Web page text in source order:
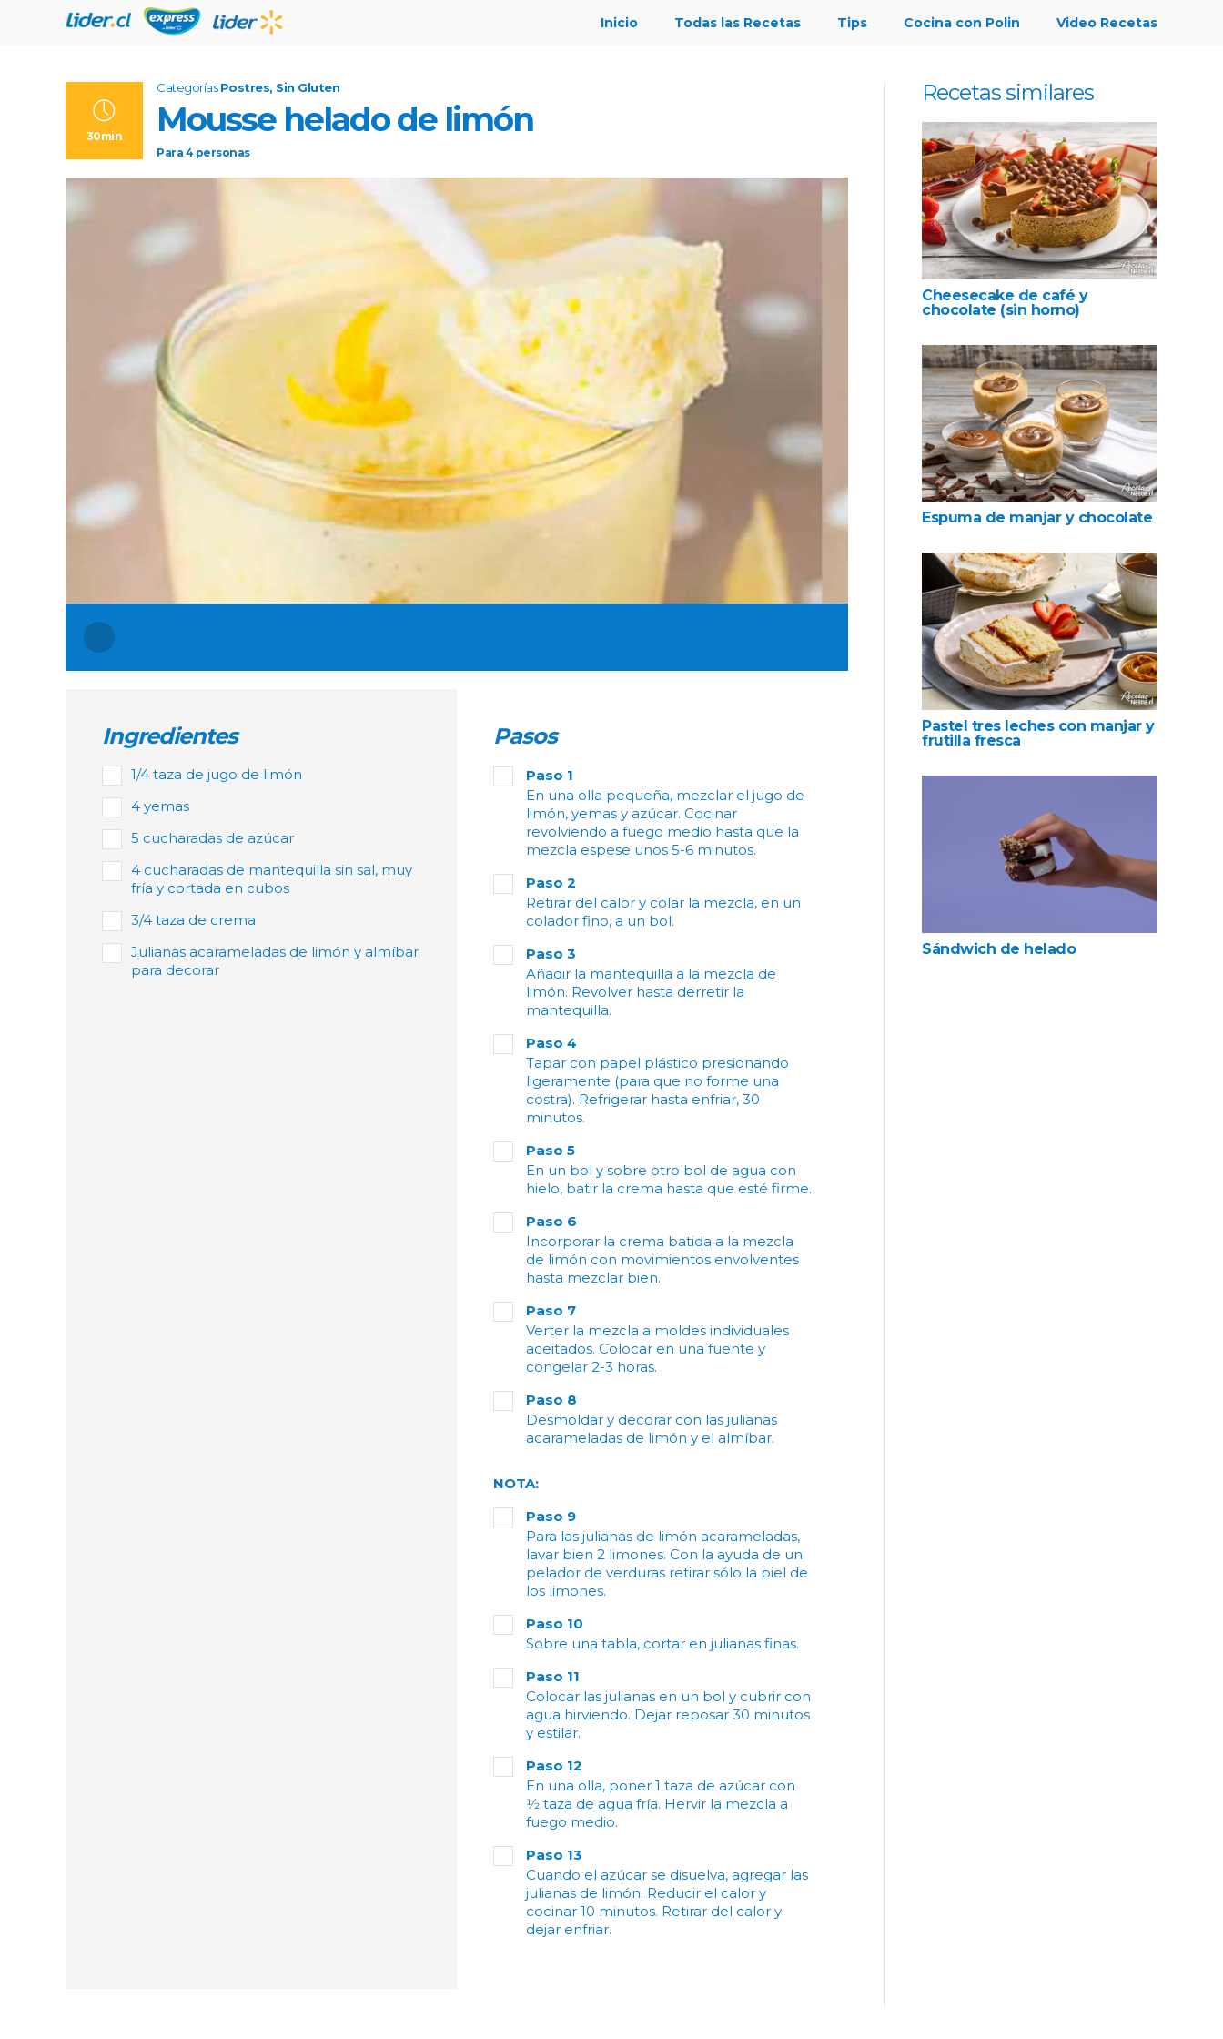
Inicio Todas las Recetas Tips Cocina con Polin Video Recetas
30min
CategoríasPostres, Sin Gluten
Mousse helado de limón
Para 4 personas
Ingredientes
1/4 taza de jugo de limón
4 yemas
5 cucharadas de azúcar
4 cucharadas de mantequilla sin sal, muy
fría y cortada en cubos
3/4 taza de crema
Julianas acarameladas de limón y almíbar
para decorar
Pasos
Paso 1
En una olla pequeña, mezclar el jugo de
limón, yemas y azúcar. Cocinar
revolviendo a fuego medio hasta que la
mezcla espese unos 5-6 minutos.
Paso 2
Retirar del calor y colar la mezcla, en un
colador fino, a un bol.
Paso 3
Añadir la mantequilla a la mezcla de
limón. Revolver hasta derretir la
mantequilla.
Paso 4
Tapar con papel plástico presionando
ligeramente (para que no forme una
costra). Refrigerar hasta enfriar, 30
minutos.
Paso 5
En un bol y sobre otro bol de agua con
hielo, batir la crema hasta que esté firme.
Paso 6
Incorporar la crema batida a la mezcla
de limón con movimientos envolventes
hasta mezclar bien.
Paso 7
Verter la mezcla a moldes individuales
aceitados. Colocar en una fuente y
congelar 2-3 horas.
Paso 8
Desmoldar y decorar con las julianas
acarameladas de limón y el almíbar.
NOTA:
Paso 9
Para las julianas de limón acarameladas,
lavar bien 2 limones. Con la ayuda de un
pelador de verduras retirar sólo la piel de
los limones.
Paso 10
Sobre una tabla, cortar en julianas finas.
Paso 11
Colocar las julianas en un bol y cubrir con
agua hirviendo. Dejar reposar 30 minutos
y estilar.
Paso 12
En una olla, poner 1 taza de azúcar con
1⁄2 taza de agua fría. Hervir la mezcla a
fuego medio.
Paso 13
Cuando el azúcar se disuelva, agregar las
julianas de limón. Reducir el calor y
cocinar 10 minutos. Retirar del calor y
dejar enfriar.
Recetas similares
Cheesecake de café y
chocolate (sin horno)
Espuma de manjar y chocolate
Pastel tres leches con manjar y
frutilla fresca
Sándwich de helado